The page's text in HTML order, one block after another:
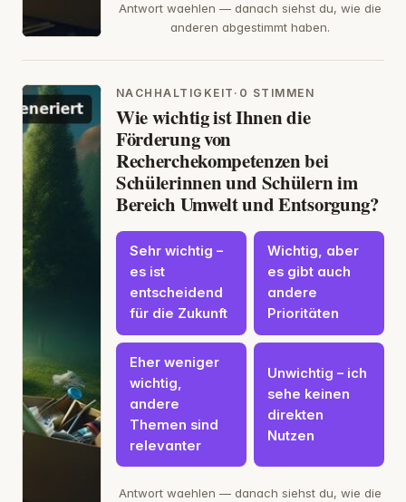
Antwort waehlen — danach siehst du, wie die
anderen abgestimmt haben.
NACHHALTIGKEIT · 0 STIMMEN
Wie wichtig ist Ihnen die
Förderung von
Recherchekompetenzen bei
Schülerinnen und Schülern im
Bereich Umwelt und Entsorgung?
Sehr wichtig –
es ist
entscheidend
für die Zukunft
Wichtig, aber
es gibt auch
andere
Prioritäten
Eher weniger
wichtig,
andere
Themen sind
relevanter
Unwichtig – ich
sehe keinen
direkten
Nutzen
Antwort waehlen — danach siehst du, wie die